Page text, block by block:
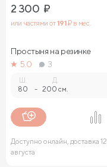
2 300 ₽
или частями от191₽ в мес.
Простыня на резинке
5.0
3
Ш.
80 -
Д.
200 см.
Доступно онлайн, доставка 12
августа